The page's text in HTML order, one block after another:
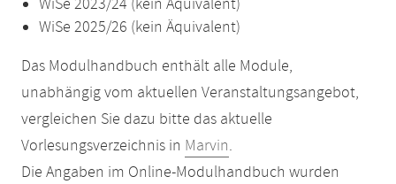
WiSe 2023/24 (kein Äquivalent)
WiSe 2025/26 (kein Äquivalent)
Das Modulhandbuch enthält alle Module,
unabhängig vom aktuellen Veranstaltungsangebot,
vergleichen Sie dazu bitte das aktuelle
Vorlesungsverzeichnis in Marvin.
Die Angaben im Online-Modulhandbuch wurden